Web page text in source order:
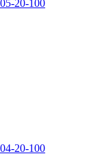
20-100
20-100